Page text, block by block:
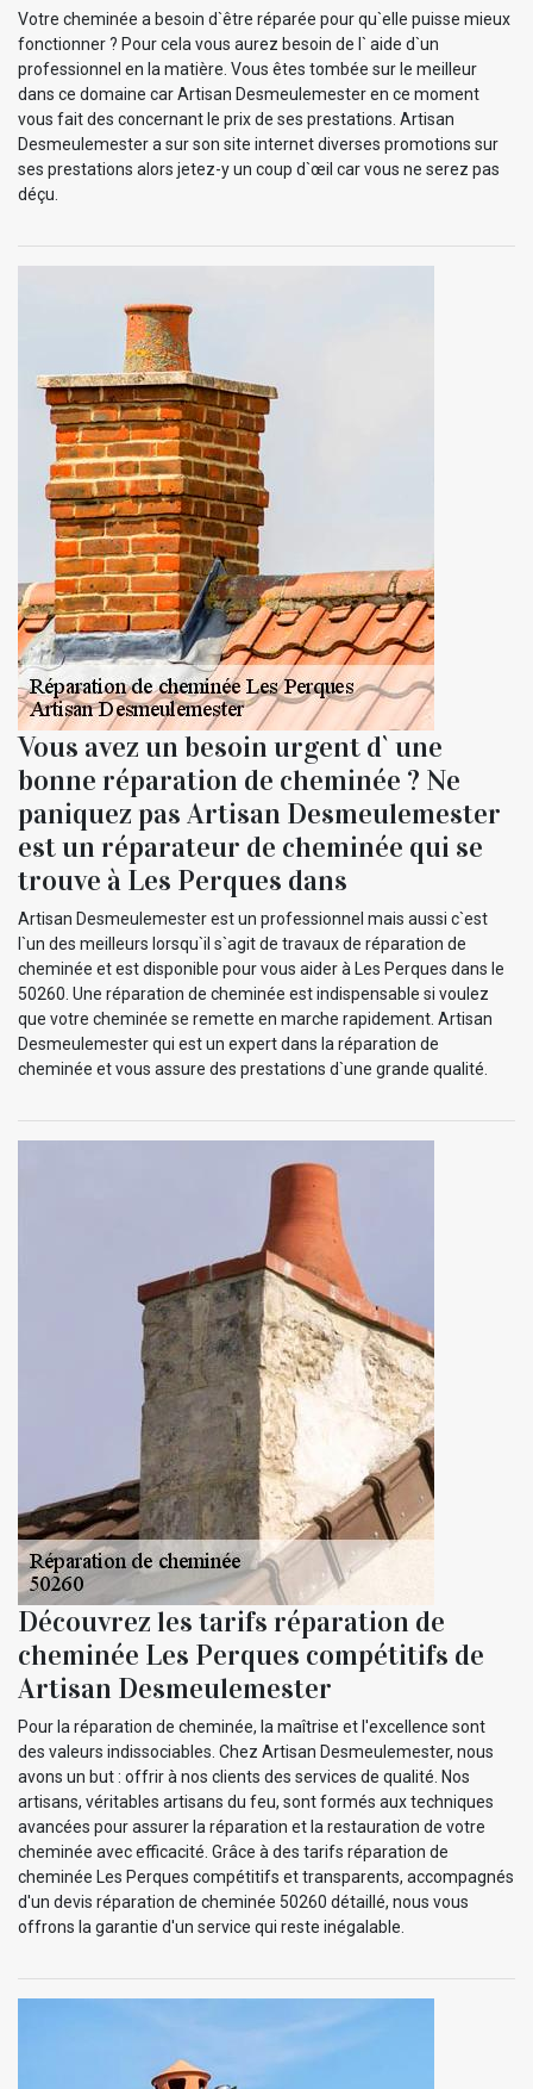
Votre cheminée a besoin d`être réparée pour qu`elle puisse mieux
fonctionner ? Pour cela vous aurez besoin de l` aide d`un
professionnel en la matière. Vous êtes tombée sur le meilleur
dans ce domaine car Artisan Desmeulemester en ce moment
vous fait des concernant le prix de ses prestations. Artisan
Desmeulemester a sur son site internet diverses promotions sur
ses prestations alors jetez-y un coup d`œil car vous ne serez pas
déçu.
Vous avez un besoin urgent d` une
bonne réparation de cheminée ? Ne
paniquez pas Artisan Desmeulemester
est un réparateur de cheminée qui se
trouve à Les Perques dans
Artisan Desmeulemester est un professionnel mais aussi c`est
l`un des meilleurs lorsqu`il s`agit de travaux de réparation de
cheminée et est disponible pour vous aider à Les Perques dans le
50260. Une réparation de cheminée est indispensable si voulez
que votre cheminée se remette en marche rapidement. Artisan
Desmeulemester qui est un expert dans la réparation de
cheminée et vous assure des prestations d`une grande qualité.
Découvrez les tarifs réparation de
cheminée Les Perques compétitifs de
Artisan Desmeulemester
Pour la réparation de cheminée, la maîtrise et l'excellence sont
des valeurs indissociables. Chez Artisan Desmeulemester, nous
avons un but : offrir à nos clients des services de qualité. Nos
artisans, véritables artisans du feu, sont formés aux techniques
avancées pour assurer la réparation et la restauration de votre
cheminée avec efficacité. Grâce à des tarifs réparation de
cheminée Les Perques compétitifs et transparents, accompagnés
d'un devis réparation de cheminée 50260 détaillé, nous vous
offrons la garantie d'un service qui reste inégalable.